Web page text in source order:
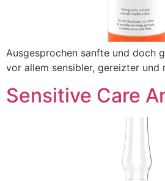
Ausgesprochen sanfte und doch
vor allem sensibler, gereizter und
Sensitive Care